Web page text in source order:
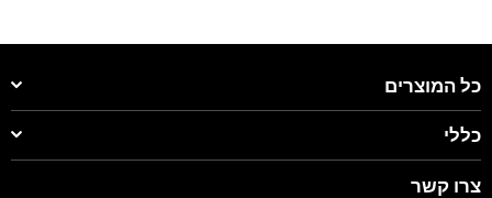
כל המוצרים
כללי
צרו קשר